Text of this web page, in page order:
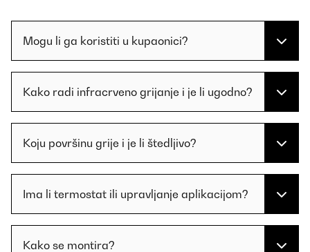
Mogu li ga koristiti u kupaonici?
Kako radi infracrveno grijanje i je li ugodno?
Koju površinu grije i je li štedljivo?
Ima li termostat ili upravljanje aplikacijom?
Kako se montira?